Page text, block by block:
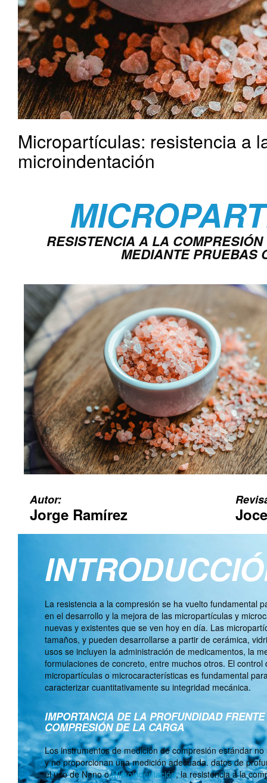
Micropartículas: resistencia a
microindentación
RESISTENCIA A LA
MEDIANTE PRUEBAS
Autor:
Jorge Ramírez
La resistencia a la compresión se ha vuelto fundamental
en el desarrollo y la mejora de las micropartículas y
nuevas y existentes que se ven hoy en día. Las
tamaños, y pueden desarrollarse a partir de cerámica,
usos se incluyen la administración de medicamentos, la
formulaciones de concreto, entre muchos otros. El
micropartículas o microcaracterísticas es fundamental
caracterizar cuantitativamente su integridad mecánica.
IMPORTANCIA DE LA PROFUNDIDAD
COMPRESIÓN DE LA CARGA
Los instrumentos de medición de compresión estándar
y no proporcionan una medición adecuada.datos de
el uso de Nano oMicroindentación, la resistencia a la